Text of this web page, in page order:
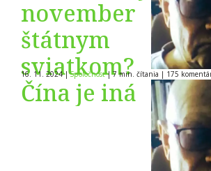
november
štátnym
sviatkom?
16. 11. 2024| Spoločnosť | 7 min. čítania | 175
Čína je iná